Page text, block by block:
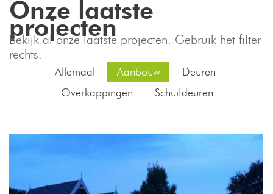
Onze laatste
projecten
Bekijk al onze laatste projecten. Gebruik het filter
rechts.
Allemaal Aanbouw
Deuren
Overkappingen
Schuifdeuren